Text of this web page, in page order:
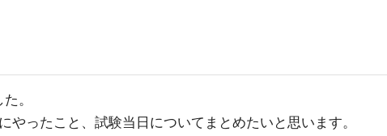
。
やったこと、試験当日についてまとめたいと思います。